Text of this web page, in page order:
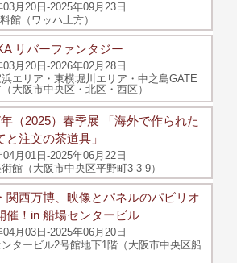
03月20日-2025年09月23日
館（ワッハ上方）
リバーファンタジー
03月20日-2026年02月28日
エリア・東横堀川エリア・中之島GATE
大阪市中央区・北区・西区）
（2025）春季展 「海外で作られた
と注文の茶道具」
04月01日-2025年06月22日
館（大阪市中央区平野町3-3-9）
関西万博、映像とパネルのパビリオ
催！in 船場センタービル
04月03日-2025年06月20日
タービル2号館地下1階（大阪市中央区船